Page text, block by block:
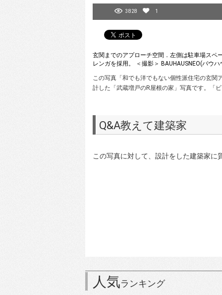
3828 1
玄関までのアプローチ空間．左側は駐車場スペ
レンガを採用。 ＜撮影＞ BAUHAUSNEO(バウ
この写真「和でも洋でもない個性派住宅の玄
計した「武蔵増戸のR屋根の家」写真です。「
Q&A教えて建築家
この写真に対して、設計をした建築家に
人気ランキング